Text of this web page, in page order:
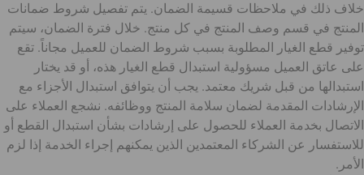
خلاف ذلك في ملاحظات قسيمة الضمان. يتم تفصيل شروط ضمانات
المنتج في قسم وصف المنتج في كل منتج. خلال فترة الضمان، سيتم
توفير قطع الغيار المطلوبة بسبب شروط الضمان للعميل مجاناً. تقع
على عاتق العميل مسؤولية استبدال قطع الغيار هذه، أو قد يختار
استبدالها من قبل شريك معتمد. يجب أن يتوافق استبدال الأجزاء مع
الإرشادات المقدمة لضمان سلامة المنتج ووظائفه. نشجع العملاء على
الاتصال بخدمة العملاء للحصول على إرشادات بشأن استبدال القطع أو
للاستفسار عن الشركاء المعتمدين الذين يمكنهم إجراء الخدمة إذا لزم
الأمر.